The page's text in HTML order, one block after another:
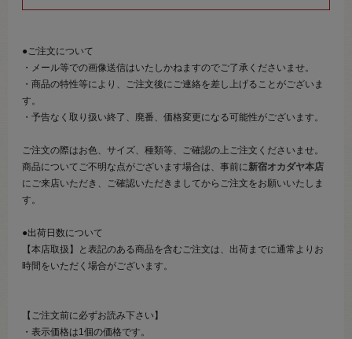
●ご注文について
・メール等での画像送信はいたしかねますのでご了承くださいませ。
・商品の特性等により、ご注文後にご連絡を差し上げることがございま
す。
・予告なく取り扱い終了、廃番、価格変更になる可能性がございます。
ご注文の際はお色、サイズ、種類等、ご確認の上ご注文くださいませ。
商品についてご不明な点がございます場合は、事前に新宿オカダヤ本店
にご来店いただき、ご確認いただきましてからご注文をお願いいたしま
す。
●出荷日数について
【本店取扱】と表記のある商品を含むご注文は、出荷までに通常よりお
時間をいただく場合がございます。
【ご注文前に必ずお読み下さい】
・表示価格は1個の価格です。